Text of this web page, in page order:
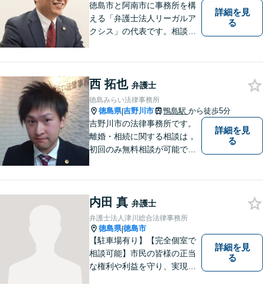
徳島市と阿南市に事務所を構
える「弁護士法人リーガルア
クシス」の代表です。相談い
中心的取扱分野は遺産分割事
件。徳島県出身。東京大学法
学部卒。
詳細を見
る
西 拓也 弁護士
徳島みらい法律事務所
徳島県|吉野川市 鴨島駅 から徒歩5分
吉野川市の法律事務所です。
離婚・相続に関する相談は，
初回のみ無料相談が可能です
詳細を見
る
内田 真 弁護士
弁護士法人津川総合法律事務所
徳島県|徳島市
【駐車場有り】【完全個室で
相談可能】市民の皆様の正当
な権利や利益を守り、実現す
詳細を見
る